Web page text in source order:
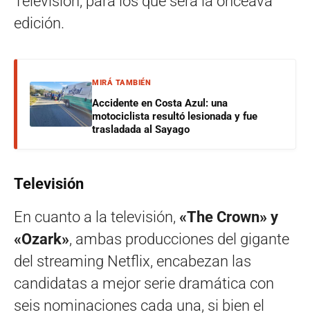
edición.
MIRÁ TAMBIÉN
Accidente en Costa Azul: una
motociclista resultó lesionada y fue
trasladada al Sayago
Televisión
En cuanto a la televisión, «The Crown» y
«Ozark», ambas producciones del gigante
del streaming Netflix, encabezan las
candidatas a mejor serie dramática con
seis nominaciones cada una, si bien el